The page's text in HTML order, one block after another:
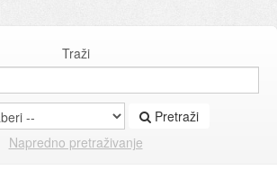
Traži
Pretraži
Napredno pretraživanje